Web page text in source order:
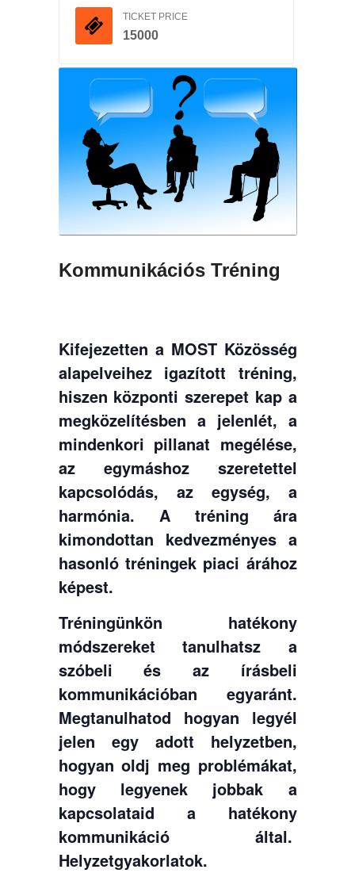
TICKET PRICE
15000
Kommunikációs Tréning
Kifejezetten a MOST Közösség
alapelveihez igazított tréning,
hiszen központi szerepet kap a
megközelítésben a jelenlét, a
mindenkori pillanat megélése,
az egymáshoz szeretettel
kapcsolódás, az egység, a
harmónia. A tréning ára
kimondottan kedvezményes a
hasonló tréningek piaci árához
képest.
Tréningünkön hatékony
módszereket tanulhatsz a
szóbeli és az írásbeli
kommunikációban egyaránt.
Megtanulhatod hogyan legyél
jelen egy adott helyzetben,
hogyan oldj meg problémákat,
hogy legyenek jobbak a
kapcsolataid a hatékony
kommunikáció által.
Helyzetgyakorlatok.